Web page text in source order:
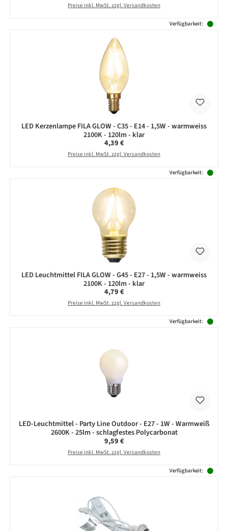
Preise inkl. MwSt. zzgl. Versandkosten
Verfügbarkeit:
LED Kerzenlampe FILA GLOW - C35 - E14 - 1,5W - warmweiss
2100K - 120lm - klar
Regulärer Preis:
4,39 €
Preise inkl. MwSt. zzgl. Versandkosten
Verfügbarkeit:
LED Leuchtmittel FILA GLOW - G45 - E27 - 1,5W - warmweiss
2100K - 120lm - klar
Regulärer Preis:
4,79 €
Preise inkl. MwSt. zzgl. Versandkosten
Verfügbarkeit:
LED-Leuchtmittel - Party Line Outdoor - E27 - 1W - Warmweiß
2600K - 25lm - schlagfestes Polycarbonat
Regulärer Preis:
9,59 €
Preise inkl. MwSt. zzgl. Versandkosten
Verfügbarkeit: